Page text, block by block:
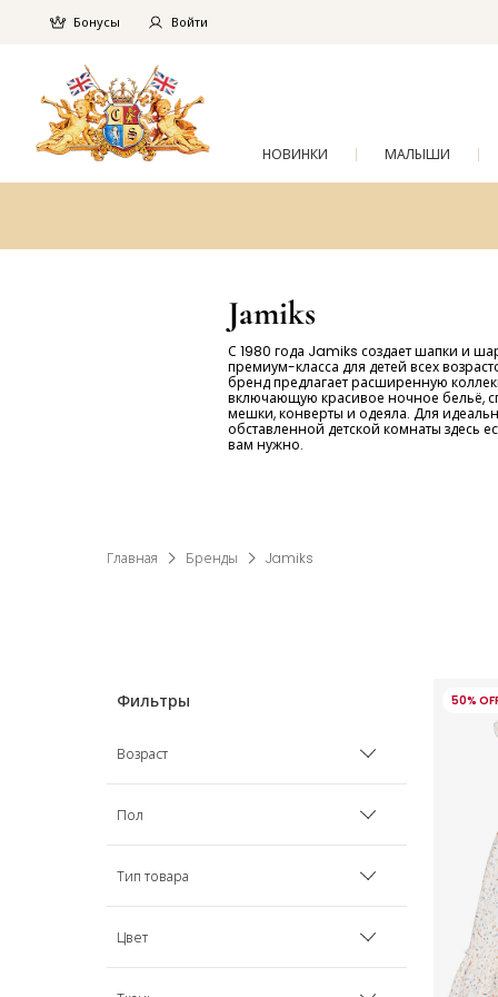
Бонусы Войти
НОВИНКИ МАЛЫШИ
Jamiks
С 1980 года Jamiks создает шапки и
премиум-класса для детей всех
бренд предлагает расширенную
включающую красивое ночное бельё,
мешки, конверты и одеяла. Для
обставленной детской комнаты здесь
вам нужно.
Главная Бренды Jamiks
Возраст
Рожденные раньше срока
0 мес
3 мес
Пол
Мальчик
Девочка
Тип товара
Аксессуары для волос
Цвет
50%